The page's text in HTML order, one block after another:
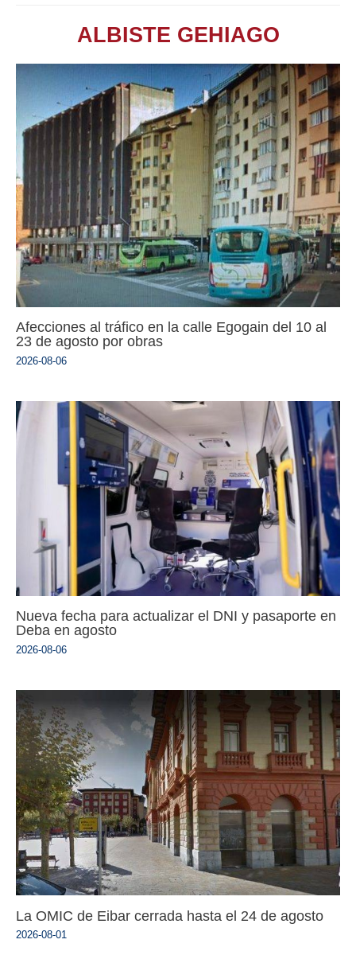
ALBISTE GEHIAGO
Afecciones al tráfico en la calle Egogain del 10 al
23 de agosto por obras
2026-08-06
Nueva fecha para actualizar el DNI y pasaporte en
Deba en agosto
2026-08-06
La OMIC de Eibar cerrada hasta el 24 de agosto
2026-08-01